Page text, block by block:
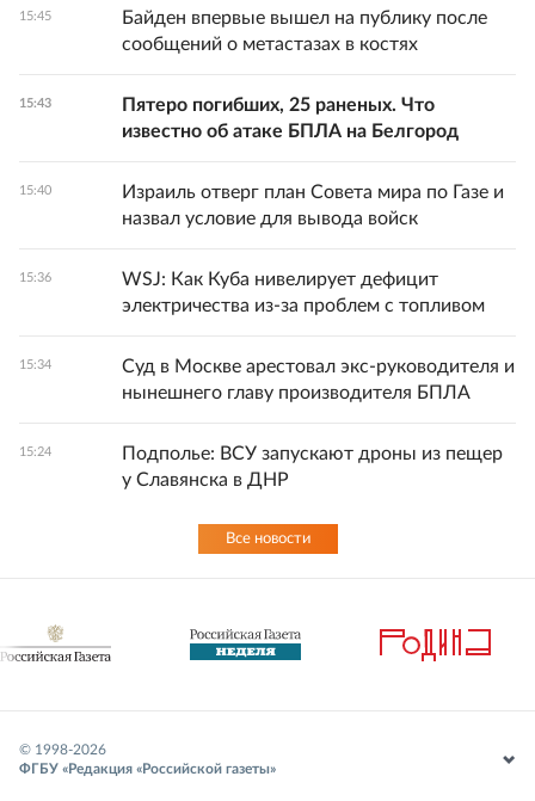
15:45
Байден впервые вышел на публику после
сообщений о метастазах в костях
15:43
Пятеро погибших, 25 раненых. Что
известно об атаке БПЛА на Белгород
15:40
Израиль отверг план Совета мира по Газе и
назвал условие для вывода войск
15:36
WSJ: Как Куба нивелирует дефицит
электричества из-за проблем с топливом
15:34
Суд в Москве арестовал экс-руководителя и
нынешнего главу производителя БПЛА
15:24
Подполье: ВСУ запускают дроны из пещер
у Славянска в ДНР
Все новости
© 1998-2026
ФГБУ «Редакция «Российской газеты»